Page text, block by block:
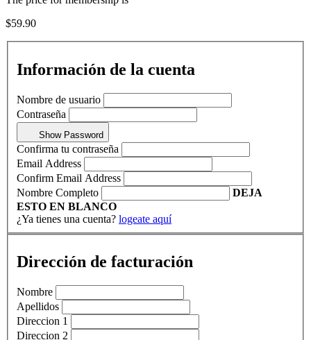
$59.90
Información de la cuenta
Nombre de usuario
Contraseña
Show Password
Confirma tu contraseña
Email Address
Confirm Email Address
Nombre Completo
DEJA
ESTO EN BLANCO
¿Ya tienes una cuenta? logeate aquí
Dirección de facturación
Nombre
Apellidos
Direccion 1
Direccion 2